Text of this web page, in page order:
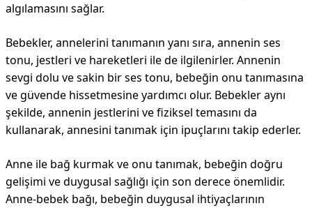
algılamasını sağlar.
Bebekler, annelerini tanımanın yanı sıra, annenin ses
tonu, jestleri ve hareketleri ile de ilgilenirler. Annenin
sevgi dolu ve sakin bir ses tonu, bebeğin onu tanımasına
ve güvende hissetmesine yardımcı olur. Bebekler aynı
şekilde, annenin jestlerini ve fiziksel temasını da
kullanarak, annesini tanımak için ipuçlarını takip ederler.
Anne ile bağ kurmak ve onu tanımak, bebeğin doğru
gelişimi ve duygusal sağlığı için son derece önemlidir.
Anne-bebek bağı, bebeğin duygusal ihtiyaçlarının